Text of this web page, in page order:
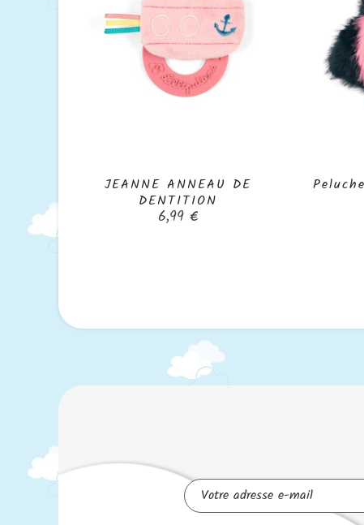
JEANNE ANNEAU DE
DENTITION
Prix
6,99 €
